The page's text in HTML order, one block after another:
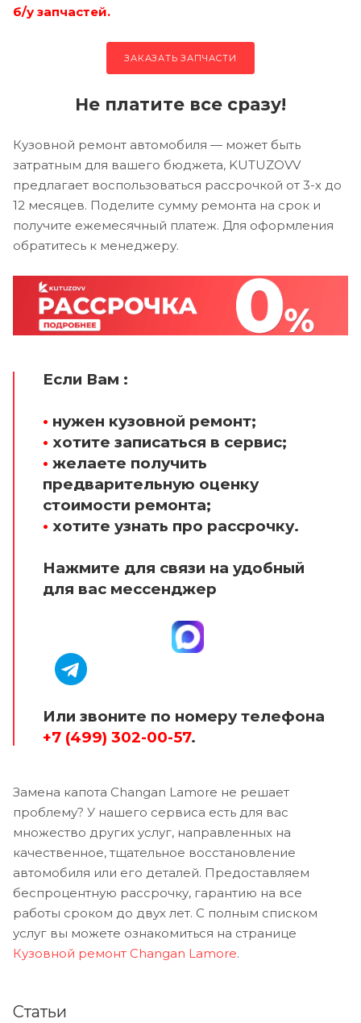
б/у запчастей.
ЗАКАЗАТЬ ЗАПЧАСТИ
Не платите все сразу!
Кузовной ремонт автомобиля — может быть
затратным для вашего бюджета, KUTUZOVV
предлагает воспользоваться рассрочкой от 3-х до
12 месяцев. Поделите сумму ремонта на срок и
получите ежемесячный платеж. Для оформления
обратитесь к менеджеру.
Если Вам :
• нужен кузовной ремонт;
• хотите записаться в сервис;
• желаете получить
предварительную оценку
стоимости ремонта;
• хотите узнать про рассрочку.
Нажмите для связи на удобный
для вас мессенджер
Или звоните по номеру телефона
+7 (499) 302-00-57.
Замена капота Changan Lamore не решает
проблему? У нашего сервиса есть для вас
множество других услуг, направленных на
качественное, тщательное восстановление
автомобиля или его деталей. Предоставляем
беспроцентную рассрочку, гарантию на все
работы сроком до двух лет. С полным списком
услуг вы можете ознакомиться на странице
Кузовной ремонт Changan Lamore.
Статьи